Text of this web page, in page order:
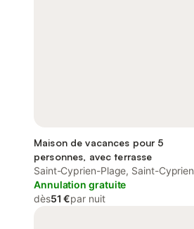
Maison de vacances pour 5
personnes, avec terrasse
Saint-Cyprien-Plage, Saint-Cyprien
Annulation gratuite
dès51 €par nuit